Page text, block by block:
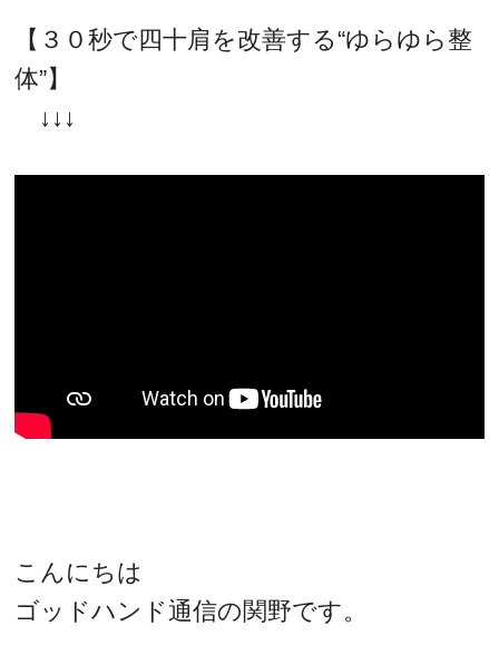
【３０秒で四十肩を改善する“ゆらゆら整
体”】
↓↓↓
こんにちは
ゴッドハンド通信の関野です。